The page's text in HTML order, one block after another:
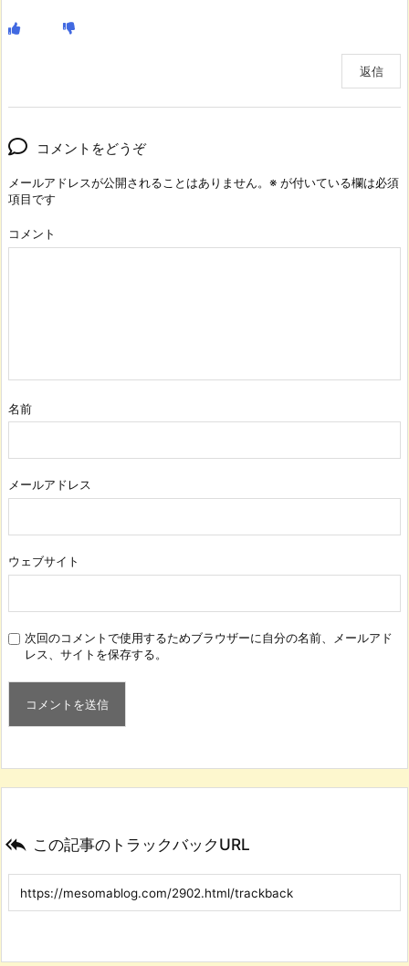
返信
コメントをどうぞ
メールアドレスが公開されることはありません。 ※ が付いている欄は必須
項目です
コメント
名前
メールアドレス
ウェブサイト
次回のコメントで使用するためブラウザーに自分の名前、メールアド
レス、サイトを保存する。
 この記事のトラックバックURL